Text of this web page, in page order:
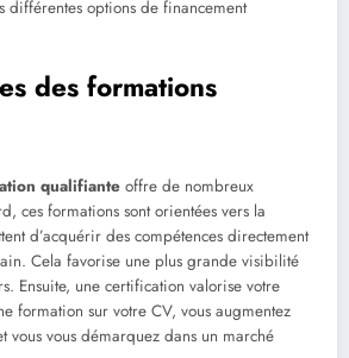
différentes options de financement
des formations
qualifiante offre de nombreux
ces formations sont orientées vers la
d’acquérir des compétences directement
Cela favorise une plus grande visibilité
Ensuite, une certification valorise votre
formation sur votre CV, vous augmentez
vous vous démarquez dans un marché